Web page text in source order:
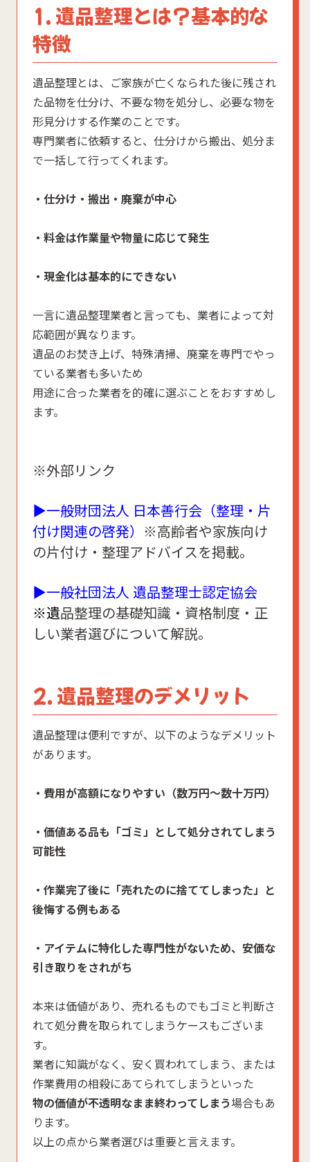
1. 遺品整理とは？基本的な
特徴
遺品整理とは、ご家族が亡くなられた後に残され
た品物を仕分け、不要な物を処分し、必要な物を
形見分けする作業のことです。
専門業者に依頼すると、仕分けから搬出、処分ま
で一括して行ってくれます。
・仕分け・搬出・廃棄が中心
・料金は作業量や物量に応じて発生
・現金化は基本的にできない
一言に遺品整理業者と言っても、業者によって対
応範囲が異なります。
遺品のお焚き上げ、特殊清掃、廃棄を専門でやっ
ている業者も多いため
用途に合った業者を的確に選ぶことをおすすめし
ます。
※外部リンク
▶一般財団法人 日本善行会（整理・片
付け関連の啓発）
※高齢者や家族向け
の片付け・整理アドバイスを掲載。
▶一般社団法人 遺品整理士認定協会
※遺品整理の基礎知識・資格制度・正
しい業者選びについて解説。
2. 遺品整理のデメリット
遺品整理は便利ですが、以下のようなデメリット
があります。
・費用が高額になりやすい（数万円〜数十万円）
・価値ある品も「ゴミ」として処分されてしまう
可能性
・作業完了後に「売れたのに捨ててしまった」と
後悔する例もある
・アイテムに特化した専門性がないため、安価な
引き取りをされがち
本来は価値があり、売れるものでもゴミと判断さ
れて処分費を取られてしまうケースもございま
す。
業者に知識がなく、安く買われてしまう、または
作業費用の相殺にあてられてしまうといった
物の価値が不透明なまま終わってしまう場合もあ
ります。
以上の点から業者選びは重要と言えます。